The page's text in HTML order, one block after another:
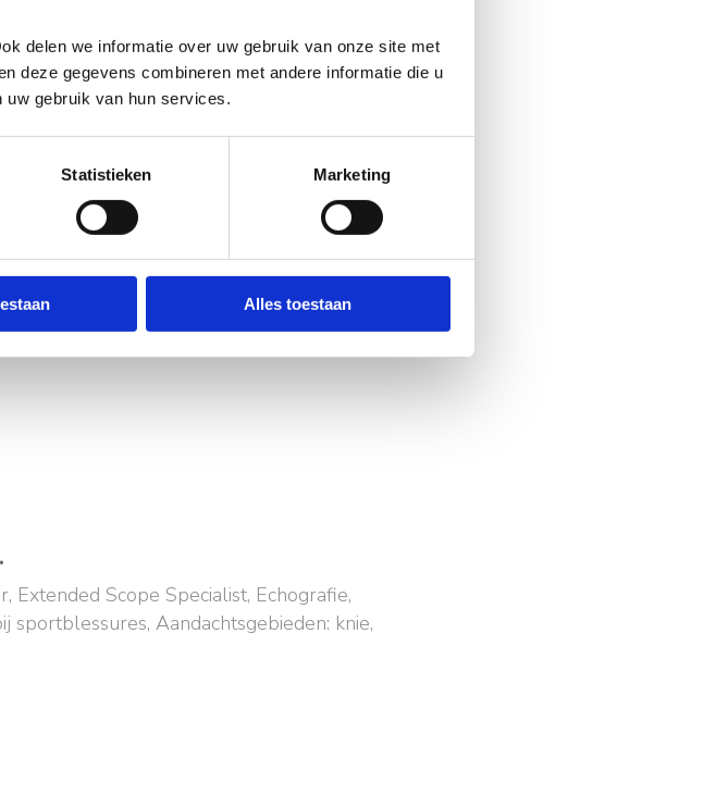
delen we informatie over uw gebruik van onze site met
deze gegevens combineren met andere informatie die u
gebruik van hun services.
Statistieken Marketing
Alles toestaan
Extended Scope Specialist, Echografie,
sportblessures, Aandachtsgebieden: knie,